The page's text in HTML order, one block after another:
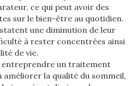
ce qui peut avoir des
sur le bien-être au quotidien.
une diminution de leur
à rester concentrées ainsi
de vie.
entreprendre un traitement
la qualité du sommeil,